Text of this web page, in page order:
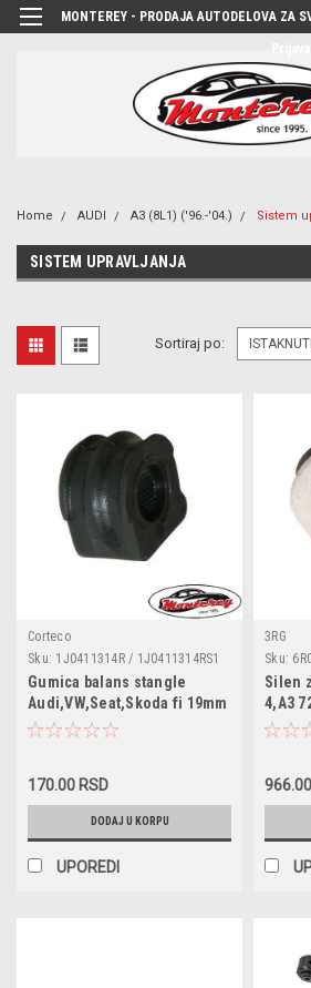
MONTEREY - PRODAJA AUTODELOVA ZA
Home AUDI A3 (8L1) ('96.-'04.) Sistem
SISTEM UPRAVLJANJA
Sortiraj po:
Corteco
Sku: 1J0411314R / 1J0411314RS1
/ 21652982 / 30927304 /
VOSB13250 / F85221 / 3405301 /
TD560W / 21652982 / 1140602700
/ CRB3001 / 110063010 /
Gumica balans stangle
Audi,VW,Seat,Skoda fi 19mm
170.00 RSD
DODAJ U KORPU
UPOREDI
3RG
Sku:
Silen
4,A3